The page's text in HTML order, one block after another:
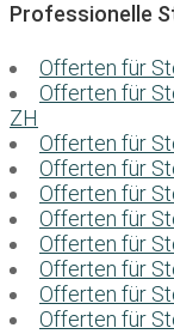
Professionelle
Offerten für
Offerten für
ZH
Offerten für
Offerten für
Offerten für
Offerten für
Offerten für
Offerten für
Offerten für
Offerten für